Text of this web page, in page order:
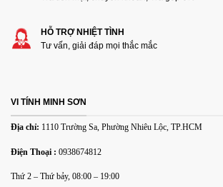
HỖ TRỢ NHIỆT TÌNH
Tư vấn, giải đáp mọi thắc mắc
VI TÍNH MINH SƠN
Địa chỉ: 1110 Trường Sa, Phường Nhiêu Lộc, TP.HCM
Điện Thoại : 0938674812
Thứ 2 – Thứ bảy, 08:00 – 19:00